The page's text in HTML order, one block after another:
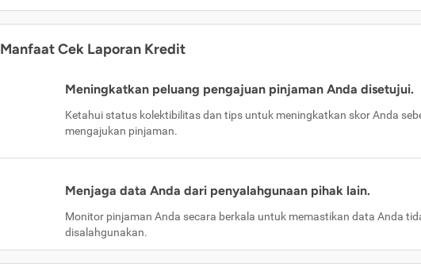
Manfaat Cek Laporan Kredit
Meningkatkan peluang pengajuan pinjaman Anda disetujui.
Ketahui status kolektibilitas dan tips untuk meningkatkan skor Anda
mengajukan pinjaman.
Menjaga data Anda dari penyalahgunaan pihak lain.
Monitor pinjaman Anda secara berkala untuk memastikan data Anda
disalahgunakan.